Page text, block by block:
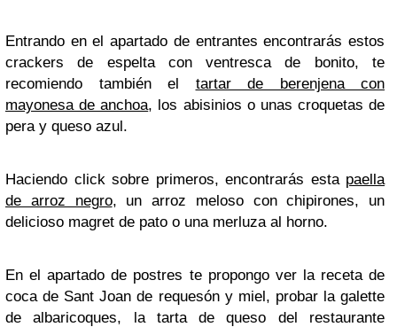
Entrando en el apartado de entrantes encontrarás estos
crackers de espelta con ventresca de bonito, te
recomiendo también el tartar de berenjena con
mayonesa de anchoa, los abisinios o unas croquetas de
pera y queso azul.
Haciendo click sobre primeros, encontrarás esta paella
de arroz negro, un arroz meloso con chipirones, un
delicioso magret de pato o una merluza al horno.
En el apartado de postres te propongo ver la receta de
coca de Sant Joan de requesón y miel, probar la galette
de albaricoques, la tarta de queso del restaurante